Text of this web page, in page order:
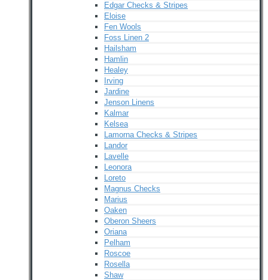
Edgar Checks & Stripes
Eloise
Fen Wools
Foss Linen 2
Hailsham
Hamlin
Healey
Irving
Jardine
Jenson Linens
Kalmar
Kelsea
Lamorna Checks & Stripes
Landor
Lavelle
Leonora
Loreto
Magnus Checks
Marius
Oaken
Oberon Sheers
Oriana
Pelham
Roscoe
Rosella
Shaw